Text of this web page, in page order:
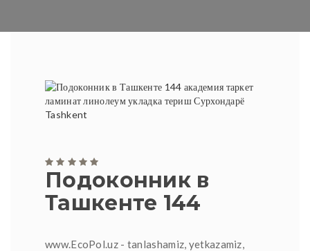
Подоконник в
Ташкенте 144
www.EcoPol.uz - tanlashamiz, yetkazamiz,